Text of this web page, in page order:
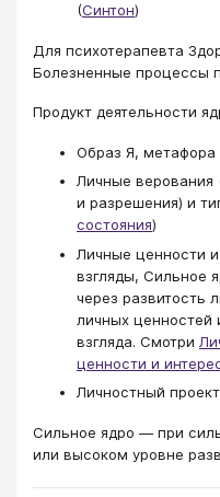
(Синтон)
Для психотерапевта
Болезненные процессы
Продукт деятельности
Образ Я, метафора
Личные верования
и разрешения) и
состояния)
Личные ценности
взгляды, Сильное
через развитость
личных ценностей
взгляда. Смотри
ценности и
Личностный
Сильное ядро — при
или высоком уровне